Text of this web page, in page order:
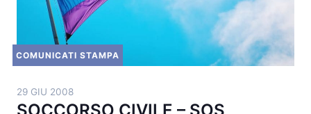
COMUNICATI STAMPA
29 GIU 2008